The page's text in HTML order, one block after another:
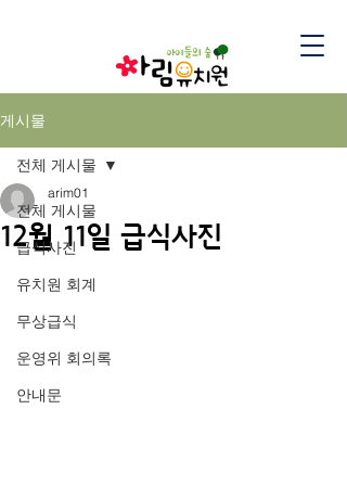
게시물
전체 게시물
급식사진
유치원 회계
무상급식
운영위 회의록
안내문
전체 게시물
12월 11일 급식사진
arim01